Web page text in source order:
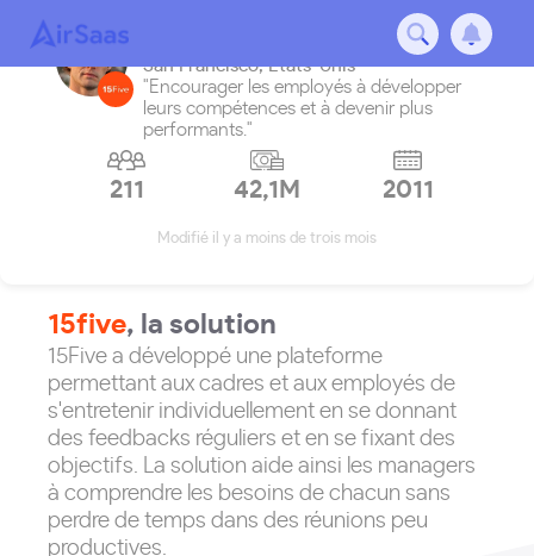
San Francisco,États-Unis
"Encourager les employés à développer
leurs compétences et à devenir plus
performants."
211 42,1M 2011
Modifié il y a moins de trois mois
15five, la solution
15Five a développé une plateforme
permettant aux cadres et aux employés de
s'entretenir individuellement en se donnant
des feedbacks réguliers et en se fixant des
objectifs. La solution aide ainsi les managers
à comprendre les besoins de chacun sans
perdre de temps dans des réunions peu
productives.